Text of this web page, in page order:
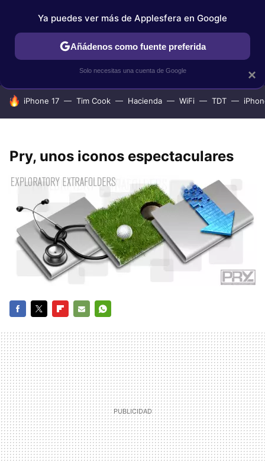
IPHONE TUTORIALES APPLESFERA SELECCIÓN
HOY SE HABLA DE
iPhone 17 Tim Cook Hacienda WiFi TDT
Pry, unos iconos espectaculares
MAIL
×
Ya puedes ver más de Applesfera en Google
Añádenos como fuente preferida
Solo necesitas una cuenta de Google